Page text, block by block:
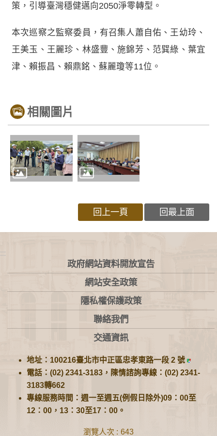
策，引導臺灣穩健邁向2050淨零轉型。
本次巡察之監察委員，有召集人蕭自佑、王幼玲、
王美玉、王麗珍、林盛豐、施錦芳、范巽綠、葉宜
津、賴振昌、賴鼎銘、蘇麗瓊等11位。
相關圖片
回上一頁 回最上面
:::
政府網站資料開放宣告
網站安全政策
隱私權保護政策
聯絡我們
交通資訊
地址：100216臺北市中正區忠孝東路一段 2 號
電話：(02) 2341-3183，陳情諮詢專線：(02) 2341-
3183轉662
專線服務時間：週一至週五(例假日除外)09：00至
12：00，13：30至17：00。
瀏覽人次 643